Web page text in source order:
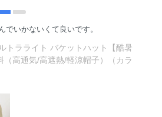
でいかないくて良いです。
トラライト バケットハット【酷暑
（高通気/高遮熱/軽涼帽子）（カラ